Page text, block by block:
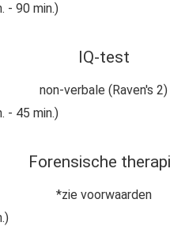
- 90 min.)
IQ-test
non-verbale (Raven's 2)
- 45 min.)
Forensische
*zie voorwaarden